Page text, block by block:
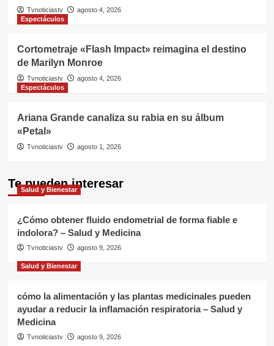
Tvnoticiastv
agosto 4, 2026
Espectáculos
Cortometraje «Flash Impact» reimagina el destino
de Marilyn Monroe
Tvnoticiastv
agosto 4, 2026
Espectáculos
Ariana Grande canaliza su rabia en su álbum
«Petal»
Tvnoticiastv agosto 1, 2026
Te pueden interesar
Salud y Bienestar
¿Cómo obtener fluido endometrial de forma fiable e
indolora? – Salud y Medicina
Tvnoticiastv agosto 9, 2026
Salud y Bienestar
cómo la alimentación y las plantas medicinales pueden
ayudar a reducir la inflamación respiratoria – Salud y
Medicina
Tvnoticiastv agosto 9, 2026